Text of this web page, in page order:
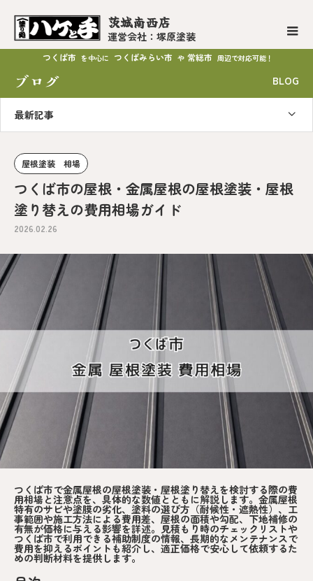
茨城南西店
運営会社：塚原塗装
つくば市 を中心に つくばみらい市 や 常総市 周辺で対応可能！
ブログ BLOG
最新記事
屋根塗装 相場
つくば市の屋根・金属屋根の屋根塗装・屋根
塗り替えの費用相場ガイド
2026.02.26
つくば市で金属屋根の屋根塗装・屋根塗り替えを検討する際の費
用相場と注意点を、具体的な数値とともに解説します。金属屋根
特有のサビや塗膜の劣化、塗料の選び方（耐候性・遮熱性）、工
事範囲や施工方法による費用差、屋根の面積や勾配、下地補修の
有無が価格に与える影響を詳述。見積もり時のチェックリストや
つくば市で利用できる補助制度の情報、長期的なメンテナンスで
費用を抑えるポイントも紹介し、適正価格で安心して依頼するた
めの判断材料を提供します。